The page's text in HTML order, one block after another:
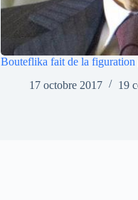
Bouteflika fait de la figuration
17 octobre 2017
19